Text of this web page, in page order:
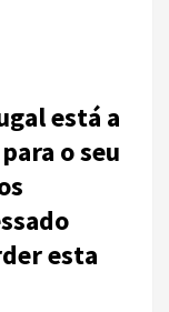
está a
o seu
esta